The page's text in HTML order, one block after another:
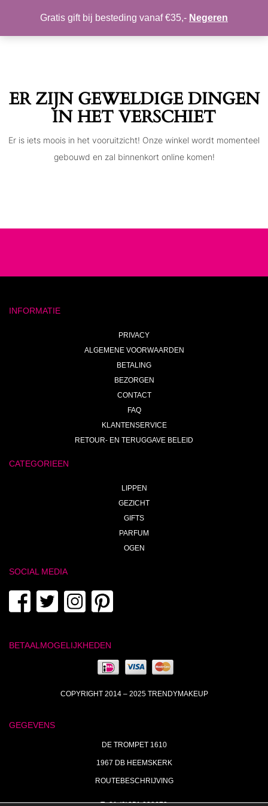
Toggle
MIJN ACCOUNT VERLANGLIJST
ER ZIJN GEWELDIGE DINGEN
IN HET VERSCHIET
Er is iets moois in het vooruitzicht! Onze winkel wordt momenteel
gebouwd en zal binnenkort online komen!
INFORMATIE
PRIVACY
ALGEMENE VOORWAARDEN
BETALING
BEZORGEN
CONTACT
FAQ
KLANTENSERVICE
RETOUR- EN TERUGGAVE BELEID
CATEGORIEEN
LIPPEN
GEZICHT
GIFTS
PARFUM
OGEN
SOCIAL MEDIA
BETAALMOGELIJKHEDEN
COPYRIGHT 2014 – 2025 TRENDYMAKEUP
GEGEVENS
DE TROMPET 1610
1967 DB HEEMSKERK
ROUTEBESCHRIJVING
Gratis gift bij besteding vanaf €35,- Negeren